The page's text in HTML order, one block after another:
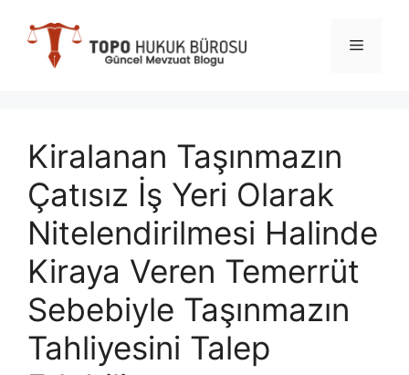
Menü
Kiralanan Taşınmazın
Çatısız İş Yeri Olarak
Nitelendirilmesi Halinde
Kiraya Veren Temerrüt
Sebebiyle Taşınmazın
Tahliyesini Talep